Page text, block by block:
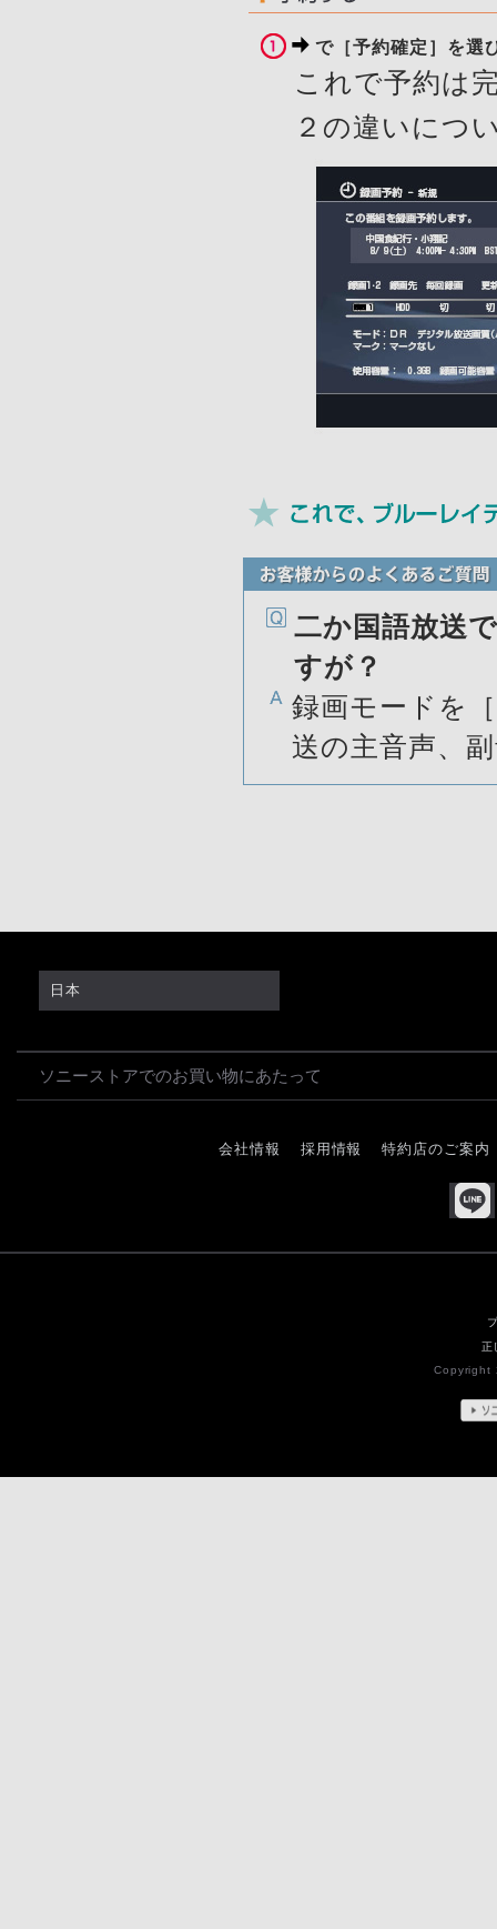
で［予約確定］を選
これで予約は
２の違いにつ
二か国語放送
すが？
録画モードを
送の主音声、
日本
ソニーストアでのお買い物にあたって
会社情報 採用情報 特約店のご案内
正
Copyright